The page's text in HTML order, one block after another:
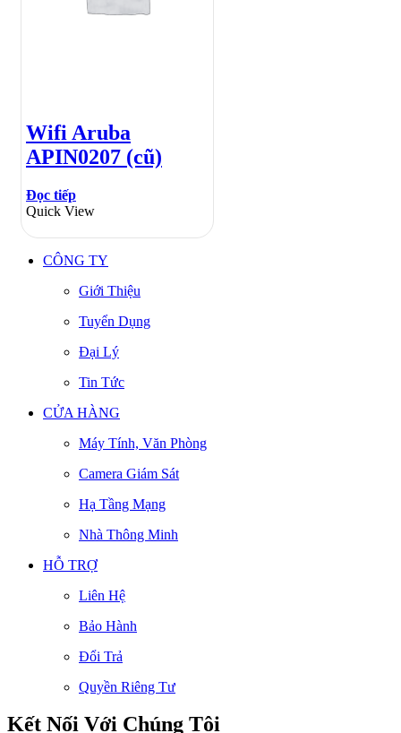
Wifi Aruba
APIN0207 (cũ)
Đọc tiếp
Quick View
CÔNG TY
Giới Thiệu
Tuyển Dụng
Đại Lý
Tin Tức
CỬA HÀNG
Máy Tính, Văn Phòng
Camera Giám Sát
Hạ Tầng Mạng
Nhà Thông Minh
HỖ TRỢ
Liên Hệ
Bảo Hành
Đổi Trả
Quyền Riêng Tư
Kết Nối Với Chúng Tôi